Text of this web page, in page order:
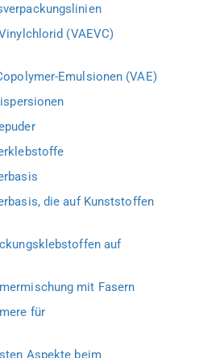
(VAEVC)
Emulsionen (VAE)
die auf Kunststoffen
auf
mit Fasern
für
Aspekte beim